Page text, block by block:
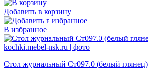
Добавить в корзину
В избранное
Стол журнальный Ст097.0 (белый глянец)